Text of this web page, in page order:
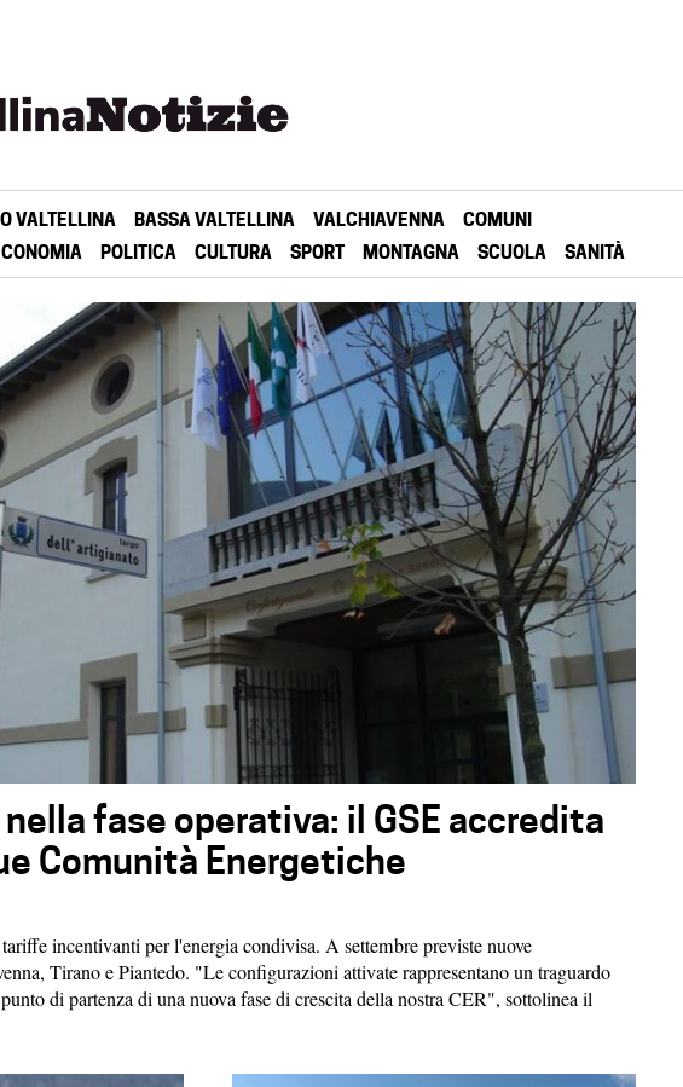
VALTELLINA BASSA VALTELLINA VALCHIAVENNA
COMUNI
POLITICA CULTURA SPORT MONTAGNA SCUOLA SANITÀ
nella fase operativa: il GSE accredita
Comunità Energetiche
incentivanti per l'energia condivisa. A settembre previste nuove
Tirano e Piantedo. "Le configurazioni attivate rappresentano un traguardo
di partenza di una nuova fase di crescita della nostra CER", sottolinea il